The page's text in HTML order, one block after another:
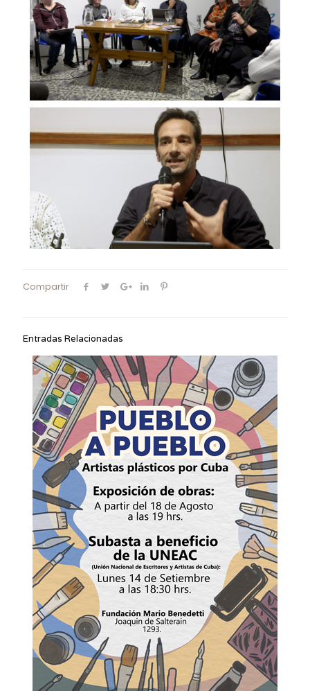
Compartir
Entradas Relacionadas